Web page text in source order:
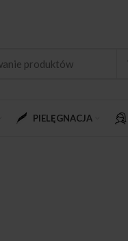
PIELĘGNACJA